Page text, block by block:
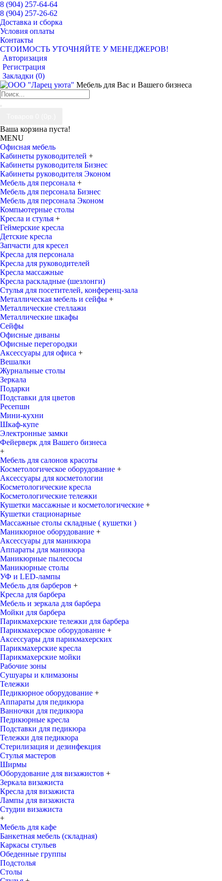
8 (904) 257-64-64
8 (904) 257-26-62
Доставка и сборка
Условия оплаты
Контакты
СТОИМОСТЬ УТОЧНЯЙТЕ У МЕНЕДЖЕРОВ!
Авторизация
Регистрация
Закладки (0)
Мебель для Вас и Вашего бизнеса
Ваша корзина пуста!
MENU
Офисная мебель
Кабинеты руководителей +
Кабинеты руководителя Бизнес
Кабинеты руководителя Эконом
Мебель для персонала +
Мебель для персонала Бизнес
Мебель для персонала Эконом
Компьютерные столы
Кресла и стулья +
Геймерские кресла
Детские кресла
Запчасти для кресел
Кресла для персонала
Кресла для руководителей
Кресла массажные
Кресла раскладные (шезлонги)
Стулья для посетителей, конференц-зала
Металлическая мебель и сейфы +
Металлические стеллажи
Металлические шкафы
Сейфы
Офисные диваны
Офисные перегородки
Аксессуары для офиса +
Вешалки
Журнальные столы
Зеркала
Подарки
Подставки для цветов
Ресепшн
Мини-кухни
Шкаф-купе
Электронные замки
Фейерверк для Вашего бизнеса
+
Мебель для салонов красоты
Косметологическое оборудование +
Аксессуары для косметологии
Косметологические кресла
Косметологические тележки
Кушетки массажные и косметологические +
Кушетки стационарные
Массажные столы складные ( кушетки )
Маникюрное оборудование +
Аксессуары для маникюра
Аппараты для маникюра
Маникюрные пылесосы
Маникюрные столы
УФ и LED-лампы
Мебель для барберов +
Кресла для барбера
Мебель и зеркала для барбера
Мойки для барбера
Парикмахерские тележки для барбера
Парикмахерское оборудование +
Аксессуары для парикмахерских
Парикмахерские кресла
Парикмахерские мойки
Рабочие зоны
Сушуары и климазоны
Тележки
Педикюрное оборудование +
Аппараты для педикюра
Ванночки для педикюра
Педикюрные кресла
Подставки для педикюра
Тележки для педикюра
Стерилизация и дезинфекция
Стулья мастеров
Ширмы
Оборудование для визажистов +
Зеркала визажиста
Кресла для визажиста
Лампы для визажиста
Студии визажиста
+
Мебель для кафе
Банкетная мебель (складная)
Каркасы стульев
Обеденные группы
Подстолья
Столы